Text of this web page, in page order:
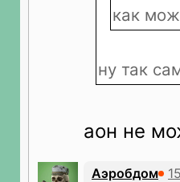
как
ну так
аон не
Аэробдом